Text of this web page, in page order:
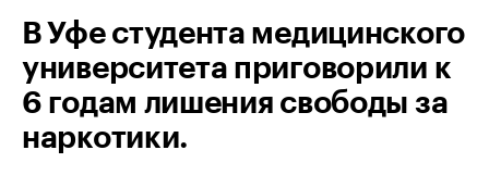
В Уфе студента медицинского
университета приговорили к
6 годам лишения свободы за
наркотики.